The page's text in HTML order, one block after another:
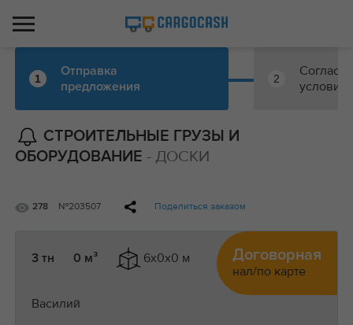
1
Отправка
предложения
2
условий
СТРОИТЕЛЬНЫЕ ГРУЗЫ И
ОБОРУДОВАНИЕ - ДОСКИ
278 №203507 Поделиться заказом
3 тн 0 м³ 6x0x0 м
Договорная
нал/по карте
Василий